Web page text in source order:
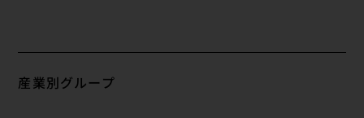
産業別グループ